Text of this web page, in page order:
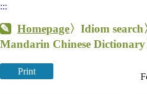
:::
Homepage〉Idiom
Mandarin Chinese Dictionary
Print